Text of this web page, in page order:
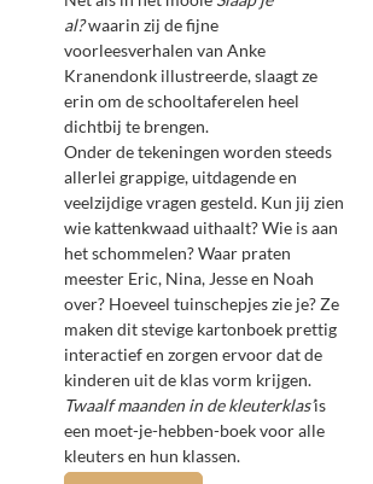
al?waarin zij de fijne
voorleesverhalen van Anke
Kranendonk illustreerde, slaagt ze
erin om de schooltaferelen heel
dichtbij te brengen.
Onder de tekeningen worden steeds
allerlei grappige, uitdagende en
veelzijdige vragen gesteld. Kun jij zien
wie kattenkwaad uithaalt? Wie is aan
het schommelen? Waar praten
meester Eric, Nina, Jesse en Noah
over? Hoeveel tuinschepjes zie je? Ze
maken dit stevige kartonboek prettig
interactief en zorgen ervoor dat de
kinderen uit de klas vorm krijgen.
Twaalf maanden in de kleuterklas’is
een moet-je-hebben-boek voor alle
kleuters en hun klassen.